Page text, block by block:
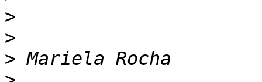
>
>
>